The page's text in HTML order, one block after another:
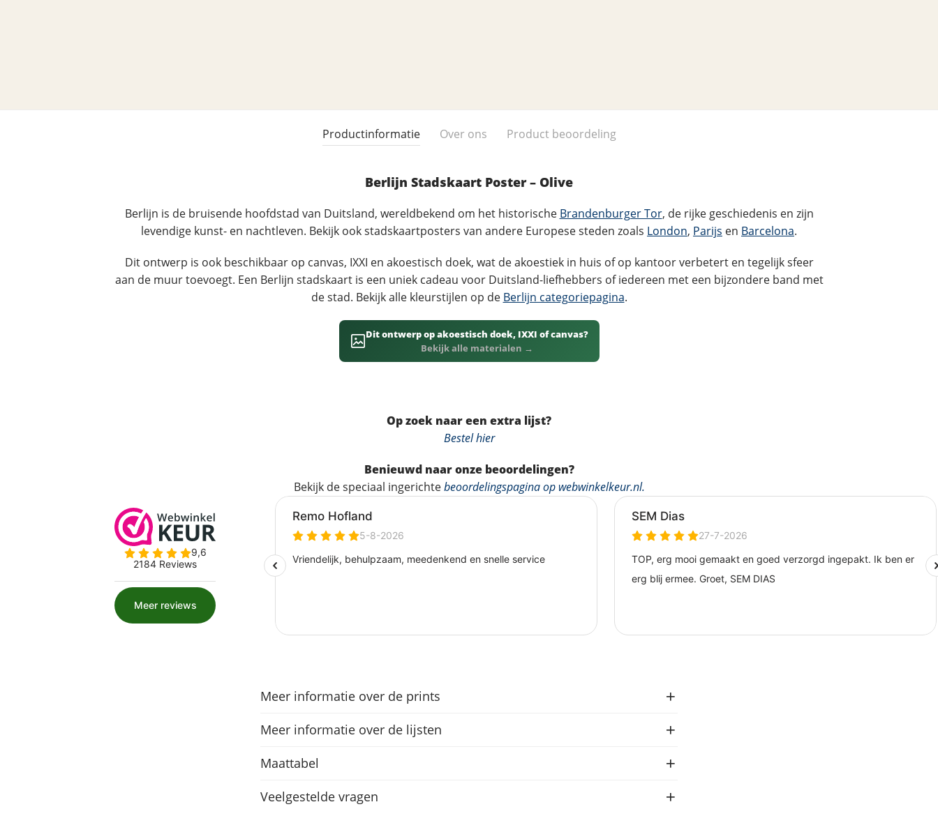
Productinformatie Over ons Product beoordeling
Berlijn Stadskaart Poster – Olive
Berlijn is de bruisende hoofdstad van Duitsland, wereldbekend om het historische Brandenburger Tor, de rijke geschiedenis en zijn
levendige kunst- en nachtleven. Bekijk ook stadskaartposters van andere Europese steden zoals London, Parijs en Barcelona.
Dit ontwerp is ook beschikbaar op canvas, IXXI en akoestisch doek, wat de akoestiek in huis of op kantoor verbetert en tegelijk sfeer
aan de muur toevoegt. Een Berlijn stadskaart is een uniek cadeau voor Duitsland-liefhebbers of iedereen met een bijzondere band met
de stad. Bekijk alle kleurstijlen op de Berlijn categoriepagina.
Dit ontwerp op akoestisch doek, IXXI of canvas?
Bekijk alle materialen →
Op zoek naar een extra lijst?
Bestel hier
Benieuwd naar onze beoordelingen?
Bekijk de speciaal ingerichtebeoordelingspagina op webwinkelkeur.nl.
Meer informatie over de prints
Meer informatie over de lijsten
Maattabel
Veelgestelde vragen